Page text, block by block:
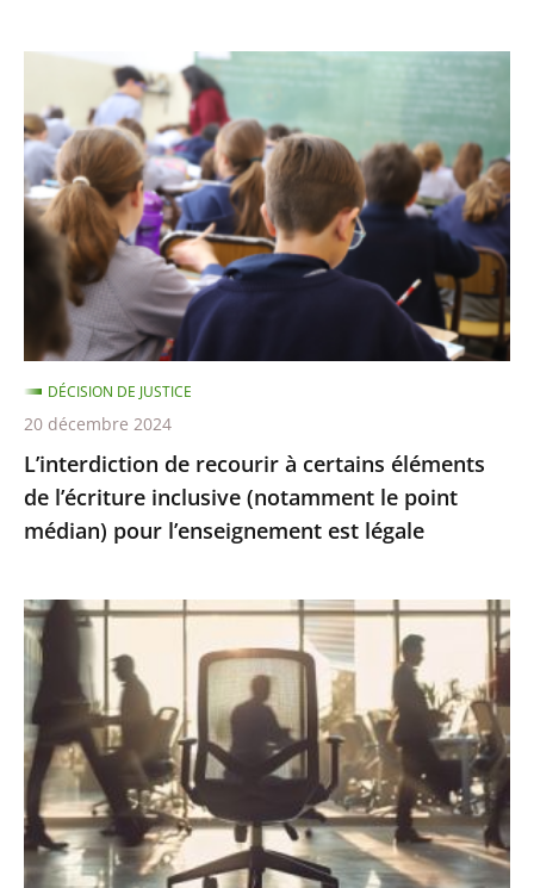
des
suffisantes
L’interdiction
recourir
à
certains
éléments
l’écriture
inclusive
(notamment
le
point
médian)
pour
l’enseignement
légale
L’interdiction de recourir à certains éléments
de l’écriture inclusive (notamment le point
médian) pour l’enseignement est légale
DÉCISION DE JUSTICE
20 décembre 2024
Présomption
de
démission
en
cas
d’abandon
de
poste
: